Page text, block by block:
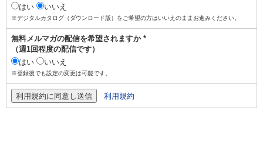
はい
いいえ
※デジタルカタログ（ダウンロード版）をご希望の方はいいえのままお進みください。
無料メルマガの配信を希望されますか *
（週1回程度の配信です）
はい
いいえ
※登録後でも設定の変更は可能です。
利用規約